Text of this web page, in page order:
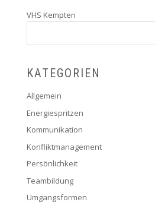
VHS Kempten
KATEGORIEN
Allgemein
Energiespritzen
Kommunikation
Konfliktmanagement
Persönlichkeit
Teambildung
Umgangsformen